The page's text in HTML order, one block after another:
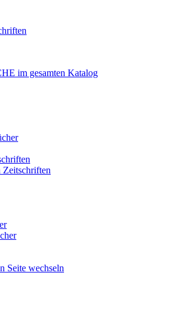
im gesamten Katalog
Seite wechseln